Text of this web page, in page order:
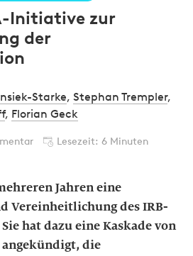
Initiative zur
der
Starke, Stephan Trempler,
, Florian Geck
Lesezeit: 6 Minuten
Jahren eine
Vereinheitlichung des IRB-
hat dazu eine Kaskade von
die